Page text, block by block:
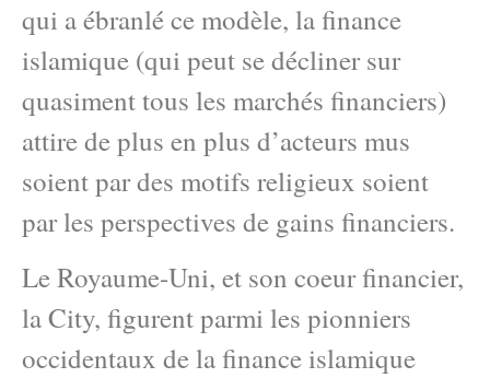
qui a ébranlé ce modèle, la finance
islamique (qui peut se décliner sur
quasiment tous les marchés financiers)
attire de plus en plus d’acteurs mus
soient par des motifs religieux soient
par les perspectives de gains financiers.
Le Royaume-Uni, et son coeur financier,
la City, figurent parmi les pionniers
occidentaux de la finance islamique